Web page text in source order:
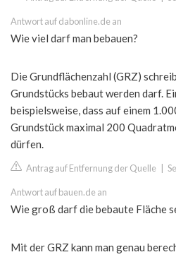
Antwort auf dabonline.de an
Wie viel darf man bebauen?
Die Grundflächenzahl (GRZ)
Grundstücks bebaut werden darf.
beispielsweise, dass auf einem
Grundstück maximal 200
dürfen.
Antrag auf Entfernung der Quelle
Antwort auf bauen.de an
Wie groß darf die bebaute Fläche
Mit der GRZ kann man genau